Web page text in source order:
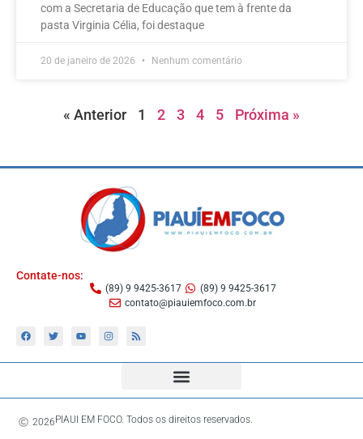
com a Secretaria de Educação que tem à frente da
pasta Virginia Célia, foi destaque
20 de janeiro de 2026 Nenhum comentário
« Anterior 1 2 3 4 5 Próxima »
Contate-nos:
(89) 9 9425-3617
(89) 9 9425-3617
contato@piauiemfoco.com.br
2026PIAUI EM FOCO. Todos os direitos reservados.